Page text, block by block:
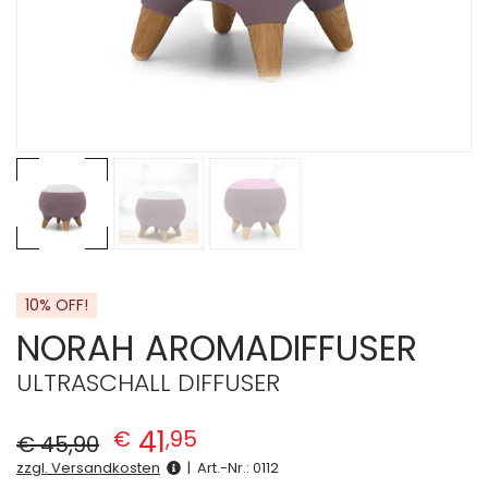
10% OFF!
NORAH AROMADIFFUSER
ULTRASCHALL DIFFUSER
€45,90
Ursprünglicher Preis war: € 45,90
€ 41,95
zzgl. Versandkosten | Art.-Nr.: 0112